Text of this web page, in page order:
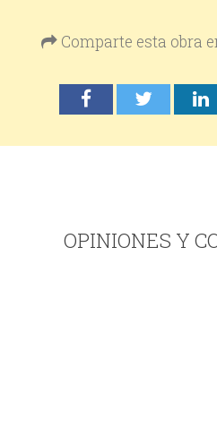
Comparte esta obra
OPINIONES Y